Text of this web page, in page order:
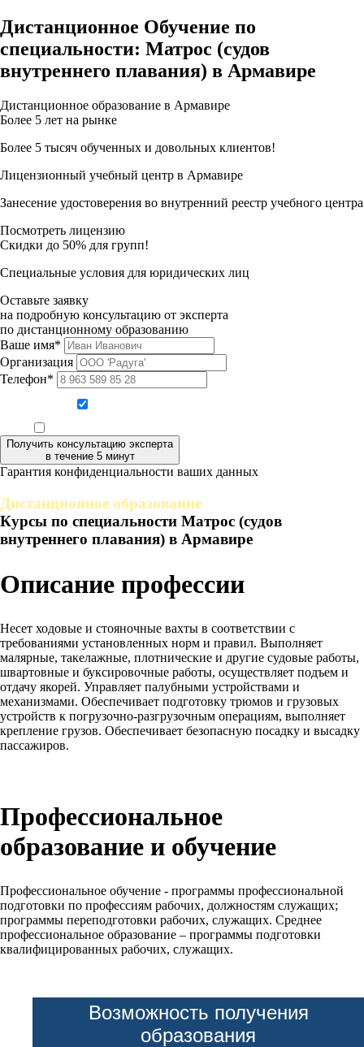
Дистанционное Обучение по
специальности: Матрос (судов
внутреннего плавания) в Армавире
Дистанционное образование в Армавире
Более 5 лет на рынке
Более 5 тысяч обученных и довольных клиентов!
Лицензионный учебный центр в Армавире
Занесение удостоверения во внутренний реестр учебного центра
Посмотреть лицензию
Скидки до 50% для групп!
Специальные условия для юридических лиц
Оставьте заявку
на подробную консультацию от эксперта
по дистанционному образованию
Ваше имя*
Организация
Телефон*
Получить консультацию эксперта
в течение 5 минут
Гарантия конфиденциальности ваших данных
Дистанционное образование
Курсы по специальности Матрос (судов
внутреннего плавания) в Армавире
Описание профессии
Несет ходовые и стояночные вахты в соответствии с
требованиями установленных норм и правил. Выполняет
малярные, такелажные, плотнические и другие судовые работы,
швартовные и буксировочные работы, осуществляет подъем и
отдачу якорей. Управляет палубными устройствами и
механизмами. Обеспечивает подготовку трюмов и грузовых
устройств к погрузочно-разгрузочным операциям, выполняет
крепление грузов. Обеспечивает безопасную посадку и высадку
пассажиров.
Профессиональное
образование и обучение
Профессиональное обучение - программы профессиональной
подготовки по профессиям рабочих, должностям служащих;
программы переподготовки рабочих, служащих. Среднее
профессиональное образование – программы подготовки
квалифицированных рабочих, служащих.
Возможность получения
образования